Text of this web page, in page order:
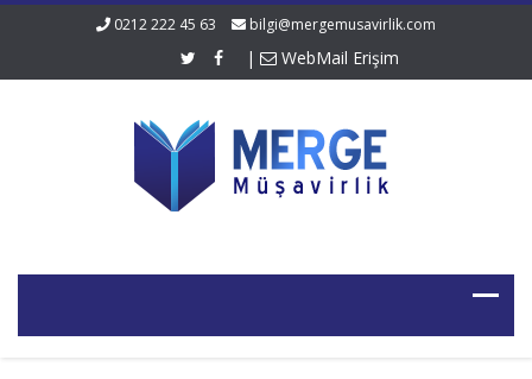
0212 222 45 63 bilgi@mergemusavirlik.com
| WebMail Erişim